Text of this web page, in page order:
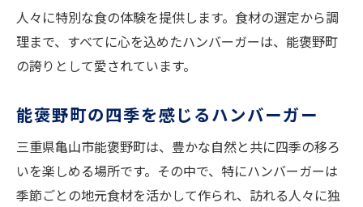
人々に特別な食の体験を提供します。食材の選定から調
理まで、すべてに心を込めたハンバーガーは、能褒野町
の誇りとして愛されています。
能褒野町の四季を感じるハンバーガー
三重県亀山市能褒野町は、豊かな自然と共に四季の移ろ
いを楽しめる場所です。その中で、特にハンバーガーは
季節ごとの地元食材を活かして作られ、訪れる人々に独